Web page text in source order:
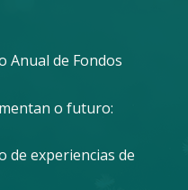
Anual de Fondos
o futuro:
de experiencias de